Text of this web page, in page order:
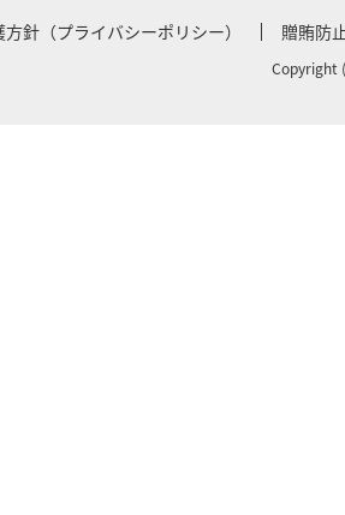
針（プライバシーポリシー） 贈賄防
Copyright